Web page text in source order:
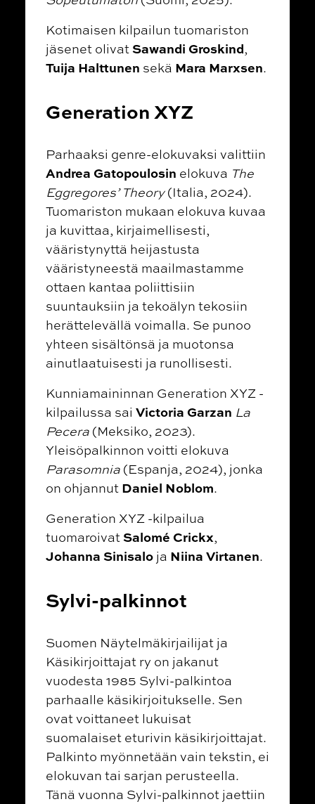
Kotimaisen kilpailun tuomariston
jäsenet olivatSawandi Groskind,
Tuija Halttunen sekä Mara Marxsen.
Generation XYZ
Parhaaksi genre-elokuvaksi valittiin
Andrea Gatopoulosin elokuva The
Eggregores’ Theory (Italia, 2024).
Tuomariston mukaan elokuva kuvaa
ja kuvittaa, kirjaimellisesti,
vääristynyttä heijastusta
vääristyneestä maailmastamme
ottaen kantaa poliittisiin
suuntauksiin ja tekoälyn tekosiin
herättelevällä voimalla. Se punoo
yhteen sisältönsä ja muotonsa
ainutlaatuisesti ja runollisesti.
Kunniamaininnan Generation XYZ -
kilpailussa sai Victoria Garzan La
Pecera (Meksiko, 2023).
Yleisöpalkinnon voitti elokuva
Parasomnia(Espanja, 2024), jonka
on ohjannut Daniel Noblom.
Generation XYZ -kilpailua
tuomaroivatSalomé Crickx,
Johanna Sinisaloja Niina Virtanen.
Sylvi-palkinnot
Suomen Näytelmäkirjailijat ja
Käsikirjoittajat ry on jakanut
vuodesta 1985 Sylvi-palkintoa
parhaalle käsikirjoitukselle. Sen
ovat voittaneet lukuisat
suomalaiset eturivin käsikirjoittajat.
Palkinto myönnetään vain tekstin, ei
elokuvan tai sarjan perusteella.
Tänä vuonna Sylvi-palkinnot jaettiin